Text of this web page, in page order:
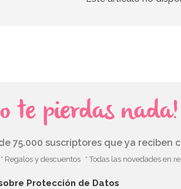
te pierdas nada!
75.000 suscriptores que ya reciben
* Regalos y descuentos * Todas las novedades en
Protección de Datos